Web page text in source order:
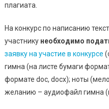
плагиата.
На конкурс по написанию
участнику необходимо
заявку на участие в конкурсе
гимна (на листе бумаги
формате doc, docx); ноты
желанию – аудиофайл гимна